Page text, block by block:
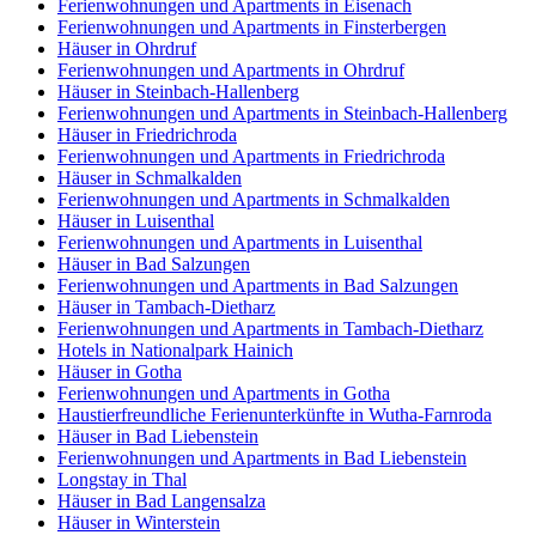
Ferienwohnungen und Apartments in Eisenach
Ferienwohnungen und Apartments in Finsterbergen
Häuser in Ohrdruf
Ferienwohnungen und Apartments in Ohrdruf
Häuser in Steinbach-Hallenberg
Ferienwohnungen und Apartments in Steinbach-Hallenberg
Häuser in Friedrichroda
Ferienwohnungen und Apartments in Friedrichroda
Häuser in Schmalkalden
Ferienwohnungen und Apartments in Schmalkalden
Häuser in Luisenthal
Ferienwohnungen und Apartments in Luisenthal
Häuser in Bad Salzungen
Ferienwohnungen und Apartments in Bad Salzungen
Häuser in Tambach-Dietharz
Ferienwohnungen und Apartments in Tambach-Dietharz
Hotels in Nationalpark Hainich
Häuser in Gotha
Ferienwohnungen und Apartments in Gotha
Haustierfreundliche Ferienunterkünfte in Wutha-Farnroda
Häuser in Bad Liebenstein
Ferienwohnungen und Apartments in Bad Liebenstein
Longstay in Thal
Häuser in Bad Langensalza
Häuser in Winterstein